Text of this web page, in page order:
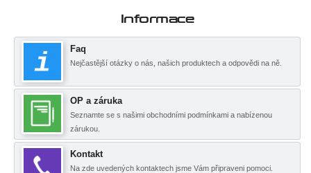
Informace
Faq
Nejčastější otázky o nás, našich produktech a odpovědi na ně.
OP a záruka
Seznamte se s našimi obchodními podmínkami a nabízenou
zárukou.
Kontakt
Na zde uvedených kontaktech jsme Vám připraveni pomoci.